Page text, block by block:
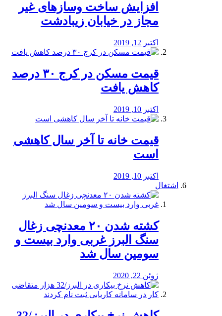
افزایش ساخت وسازهای غیر
مجاز در خیابان زیبادشت
اکتبر 12, 2019
️قیمت مسکن در کرج ۳۰ درصد
کاهش یافت
اکتبر 10, 2019
قیمت خانه تا آخر سال کاهشی
است
اکتبر 10, 2019
اشتغال
کشته شدن ۲۰ معدنچی زغال
سنگ البرز غربی وارد بیست و
سومین سال شد
ژوئن 22, 2020